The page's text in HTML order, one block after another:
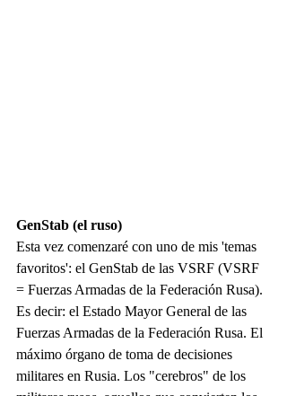
GenStab (el ruso)
Esta vez comenzaré con uno de mis 'temas
favoritos': el GenStab de las VSRF (VSRF
= Fuerzas Armadas de la Federación Rusa).
Es decir: el Estado Mayor General de las
Fuerzas Armadas de la Federación Rusa. El
máximo órgano de toma de decisiones
militares en Rusia. Los "cerebros" de los